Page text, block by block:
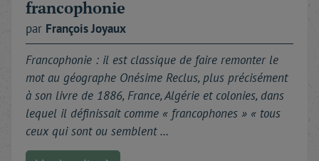
francophonie
par FrançoisJoyaux
Francophonie : il est classique de faire remonter le
mot au géographe Onésime Reclus, plus précisément
à son livre de 1886, France, Algérie et colonies, dans
lequel il définissait comme « francophones » « tous
ceux qui sont ou semblent …